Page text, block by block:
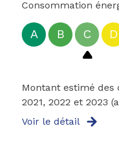
Consommation
A B C D
Montant estimé des
2021, 2022 et 2023
Voir le détail